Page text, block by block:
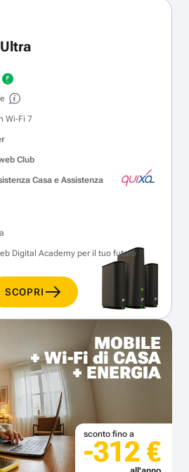
Wi‑Fi 7
Club
Casa e Assistenza
Digital Academy per il tuo futuro
SCOPRI
MOBILE
+ Wi-Fi di CASA
+ ENERGIA
sconto fino a
-312 €